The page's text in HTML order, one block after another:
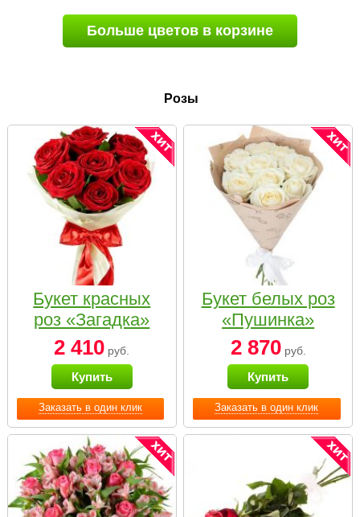
Больше цветов в корзине
Розы
Заказать в один клик
Букет красных
роз «Загадка»
2 410 руб.
Купить
Заказать в один клик
Букет белых роз
«Пушинка»
2 870руб.
Купить